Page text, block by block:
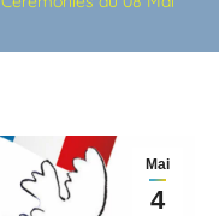
Mai
4